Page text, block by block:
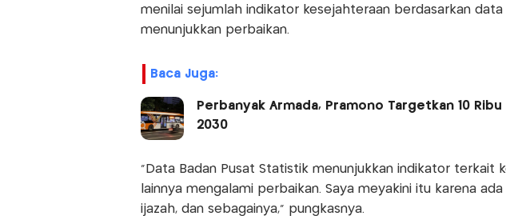
menilai sejumlah indikator kesejahteraan berdasarkan data
menunjukkan perbaikan.
Baca Juga:
Perbanyak Armada, Pramono Targetkan 10
2030
"Data Badan Pusat Statistik menunjukkan indikator terkait
lainnya mengalami perbaikan. Saya meyakini itu karena ada
ijazah, dan sebagainya," pungkasnya.